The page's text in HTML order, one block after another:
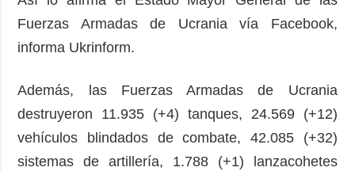
Releases
Fuerzas Armadas de Ucrania vía Facebook,
informa Ukrinform.
Además, las Fuerzas Armadas de Ucrania
destruyeron 11.935 (+4) tanques, 24.569 (+12)
vehículos blindados de combate, 42.085 (+32)
sistemas de artillería, 1.788 (+1) lanzacohetes